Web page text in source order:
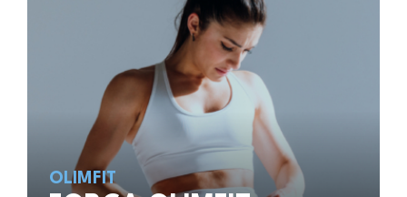
OLIMFIT